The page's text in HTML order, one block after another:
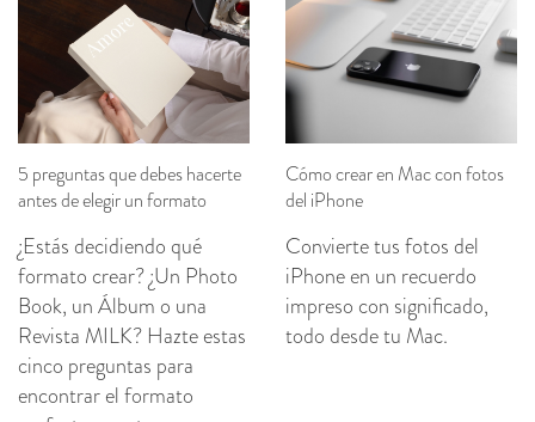
5 preguntas que debes hacerte
antes de elegir un formato
¿Estás decidiendo qué
formato crear? ¿Un Photo
Book, un Álbum o una
Revista MILK? Hazte estas
cinco preguntas para
encontrar el formato
Cómo crear en Mac con fotos
del iPhone
Convierte tus fotos del
iPhone en un recuerdo
impreso con significado,
todo desde tu Mac.